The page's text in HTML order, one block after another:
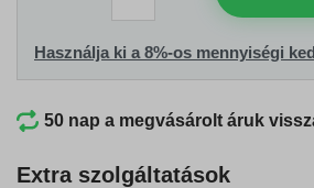
Használja ki a 8%-os mennyiségi
50 nap a megvásárolt áruk
Extra szolgáltatások